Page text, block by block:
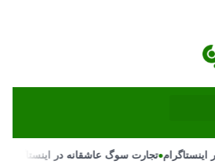
•تجارت سوگ عاشقانه در اینستاگرام